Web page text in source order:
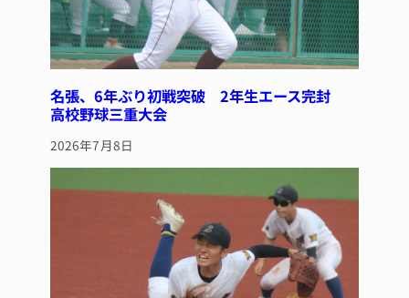
名張、6年ぶり初戦突破 2年生エース完封
高校野球三重大会
2026年7月8日